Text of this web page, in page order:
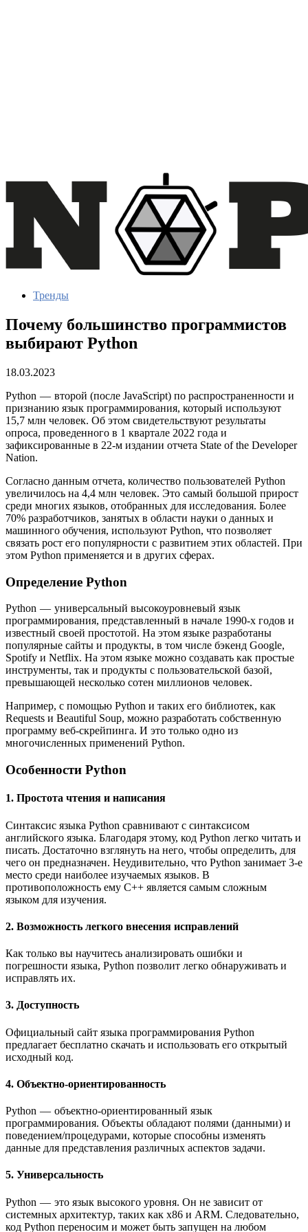
Тренды
Почему большинство программистов
выбирают Python
18.03.2023
Python — второй (после JavaScript) по распространенности и
признанию язык программирования, который используют
15,7 млн человек. Об этом свидетельствуют результаты
опроса, проведенного в 1 квартале 2022 года и
зафиксированные в 22-м издании отчета State of the Developer
Nation.
Согласно данным отчета, количество пользователей Python
увеличилось на 4,4 млн человек. Это самый большой прирост
среди многих языков, отобранных для исследования. Более
70% разработчиков, занятых в области науки о данных и
машинного обучения, используют Python, что позволяет
связать рост его популярности с развитием этих областей. При
этом Python применяется и в других сферах.
Определение Python
Python — универсальный высокоуровневый язык
программирования, представленный в начале 1990-х годов и
известный своей простотой. На этом языке разработаны
популярные сайты и продукты, в том числе бэкенд Google,
Spotify и Netflix. На этом языке можно создавать как простые
инструменты, так и продукты с пользовательской базой,
превышающей несколько сотен миллионов человек.
Например, с помощью Python и таких его библиотек, как
Requests и Beautiful Soup, можно разработать собственную
программу веб-скрейпинга. И это только одно из
многочисленных применений Python.
Особенности Python
1. Простота чтения и написания
Синтаксис языка Python сравнивают с синтаксисом
английского языка. Благодаря этому, код Python легко читать и
писать. Достаточно взглянуть на него, чтобы определить, для
чего он предназначен. Неудивительно, что Python занимает 3-е
место среди наиболее изучаемых языков. В
противоположность ему C++ является самым сложным
языком для изучения.
2. Возможность легкого внесения исправлений
Как только вы научитесь анализировать ошибки и
погрешности языка, Python позволит легко обнаруживать и
исправлять их.
3. Доступность
Официальный сайт языка программирования Python
предлагает бесплатно скачать и использовать его открытый
исходный код.
4. Объектно-ориентированность
Python — объектно-ориентированный язык
программирования. Объекты обладают полями (данными) и
поведением/процедурами, которые способны изменять
данные для представления различных аспектов задачи.
5. Универсальность
Python — это язык высокого уровня. Он не зависит от
системных архитектур, таких как x86 и ARM. Следовательно,
код Python переносим и может быть запущен на любом